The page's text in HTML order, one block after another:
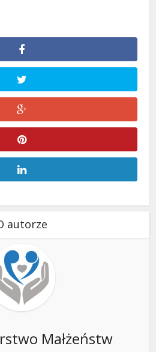
autorze
Małżeństw